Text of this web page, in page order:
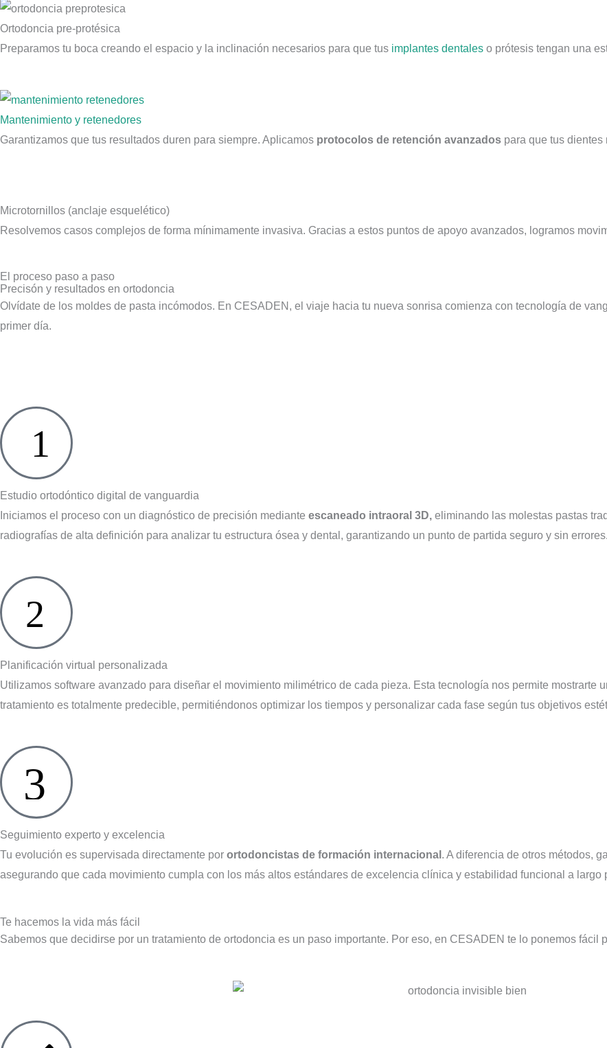
Ortodoncia pre-protésica
Preparamos tu boca creando el espacio y la inclinación necesarios para que tus implantes dentales o prótesis tengan una
Mantenimiento y retenedores
Garantizamos que tus resultados duren para siempre. Aplicamos protocolos de retención avanzados para que tus
Microtornillos (anclaje esquelético)
Resolvemos casos complejos de forma mínimamente invasiva. Gracias a estos puntos de apoyo avanzados, logramos
El proceso paso a paso
Precisón y resultados en ortodoncia
Olvídate de los moldes de pasta incómodos. En CESADEN, el viaje hacia tu nueva sonrisa comienza con tecnología de
primer día.
1
Estudio ortodóntico digital de vanguardia
Iniciamos el proceso con un diagnóstico de precisión mediante escaneado intraoral 3D, eliminando las molestas pastas
radiografías de alta definición para analizar tu estructura ósea y dental, garantizando un punto de partida seguro y sin errores.
2
Planificación virtual personalizada
Utilizamos software avanzado para diseñar el movimiento milimétrico de cada pieza. Esta tecnología nos permite mostrarte
tratamiento es totalmente predecible, permitiéndonos optimizar los tiempos y personalizar cada fase según tus objetivos
3
Seguimiento experto y excelencia
Tu evolución es supervisada directamente por ortodoncistas de formación internacional . A diferencia de otros métodos,
asegurando que cada movimiento cumpla con los más altos estándares de excelencia clínica y estabilidad funcional a largo
Te hacemos la vida más fácil
Sabemos que decidirse por un tratamiento de ortodoncia es un paso importante. Por eso, en CESADEN te lo ponemos